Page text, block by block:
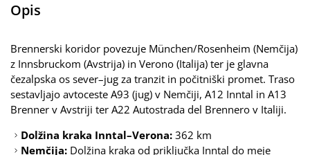
IMPRESSUM
DATENSCHUTZEINSTELLUNGEN
Opis
Brennerski koridor povezuje München/Rosenheim (Nemčija)
z Innsbruckom (Avstrija) in Verono (Italija) ter je glavna
čezalpska os sever–jug za tranzit in počitniški promet. Traso
sestavljajo avtoceste A93 (jug) v Nemčiji, A12 Inntal in A13
Brenner v Avstriji ter A22 Autostrada del Brennero v Italiji.
Dolžina kraka Inntal–Verona: 362 km
Nemčija: Dolžina kraka od priključka Inntal do meje